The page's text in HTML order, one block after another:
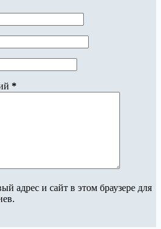
*
адрес и сайт в этом браузере для